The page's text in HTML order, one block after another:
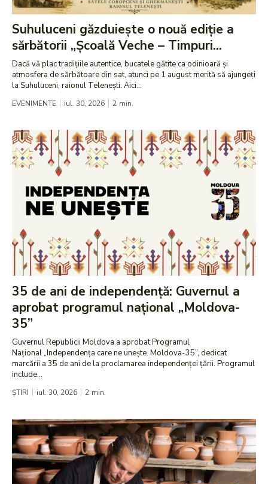
Suhuluceni găzduiește o nouă ediție a
sărbătorii „Școală Veche – Timpuri...
Dacă vă plac tradițiile autentice, bucatele gătite ca odinioară și
atmosfera de sărbătoare din sat, atunci pe 1 august merită să ajungeți
la Suhuluceni, raionul Telenești. Aici...
EVENIMENTE iul. 30, 2026 2 min.
35 de ani de independență: Guvernul a
aprobat programul național „Moldova-
35”
Guvernul Republicii Moldova a aprobat Programul
Național „Independența care ne unește. Moldova-35”, dedicat
marcării a 35 de ani de la proclamarea independenței țării. Programul
include...
ȘTIRI iul. 30, 2026 2 min.